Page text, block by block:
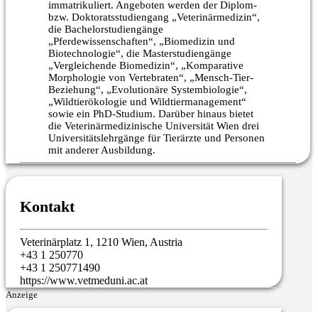
immatrikuliert. Angeboten werden der Diplom-
bzw. Doktoratsstudiengang „Veterinärmedizin“,
die Bachelorstudiengänge
„Pferdewissenschaften“, „Biomedizin und
Biotechnologie“, die Masterstudiengänge
„Vergleichende Biomedizin“, „Komparative
Morphologie von Vertebraten“, „Mensch-Tier-
Beziehung“, „Evolutionäre Systembiologie“,
„Wildtierökologie und Wildtiermanagement“
sowie ein PhD-Studium. Darüber hinaus bietet
die Veterinärmedizinische Universität Wien drei
Universitätslehrgänge für Tierärzte und Personen
mit anderer Ausbildung.
Kontakt
Veterinärplatz 1, 1210 Wien, Austria
+43 1 250770
+43 1 250771490
https://www.vetmeduni.ac.at
Anzeige